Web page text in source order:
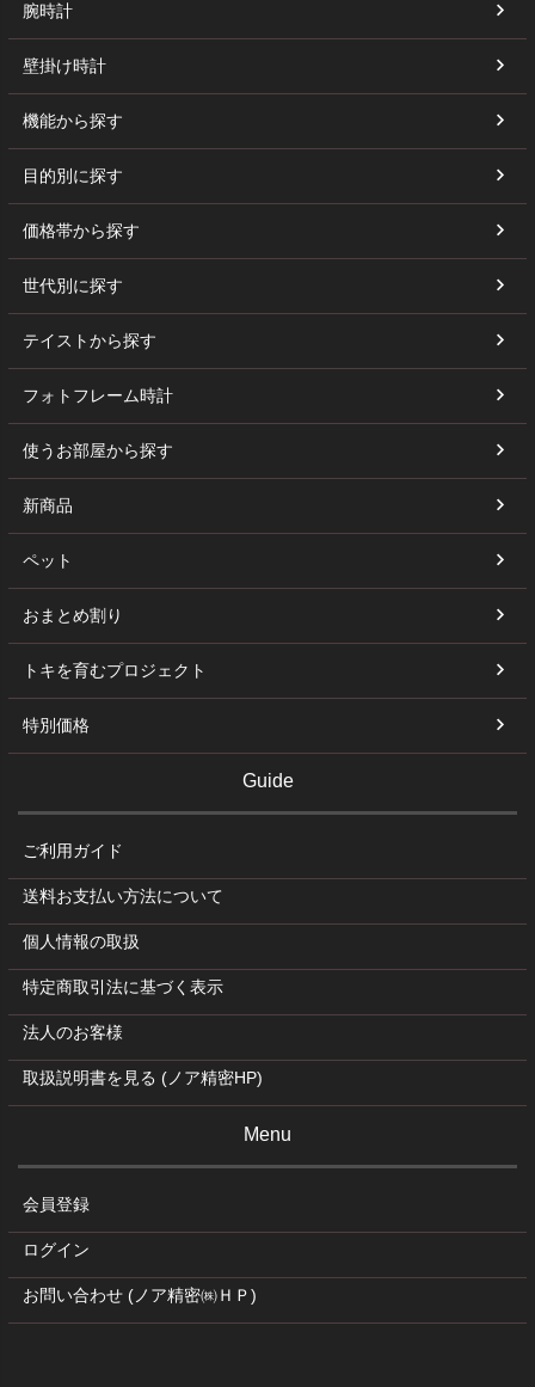
腕時計
壁掛け時計
機能から探す
目的別に探す
価格帯から探す
世代別に探す
テイストから探す
フォトフレーム時計
使うお部屋から探す
新商品
ペット
おまとめ割り
トキを育むプロジェクト
特別価格
Guide
ご利用ガイド
送料お支払い方法について
個人情報の取扱
特定商取引法に基づく表示
法人のお客様
取扱説明書を見る (ノア精密HP)
Menu
会員登録
ログイン
お問い合わせ (ノア精密㈱ＨＰ)